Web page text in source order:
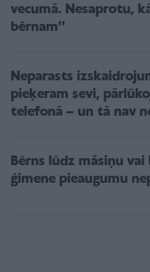
vecumā. Nesaprotu,
bērnam''
Neparasts
pieķeram sevi,
telefonā – un tā nav
Bērns lūdz māsiņu
ģimene pieaugumu